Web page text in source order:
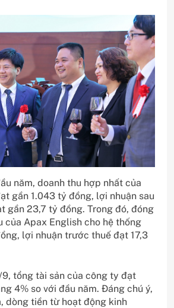
năm, doanh thu hợp nhất của
gần 1.043 tỷ đồng, lợi nhuận sau
gần 23,7 tỷ đồng. Trong đó, đóng
của Apax English cho hệ thống
lợi nhuận trước thuế đạt 17,3
tổng tài sản của công ty đạt
4% so với đầu năm. Đáng chú ý,
dòng tiền từ hoạt động kinh